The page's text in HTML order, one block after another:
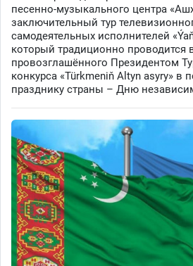
песенно-музыкального центра
заключительный тур
самодеятельных исполнителей
который традиционно проводится
провозглашённого Президентом
конкурса «Türkmeniň Altyn asyry» в
празднику страны – Дню